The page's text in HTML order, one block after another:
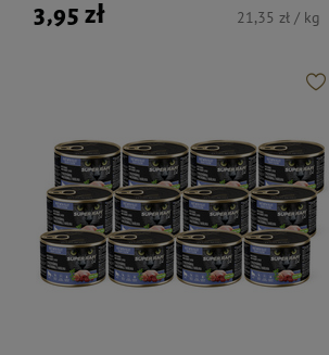
3,95 zł 21,35 zł / kg